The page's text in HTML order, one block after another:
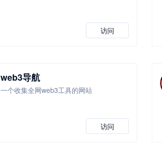
访问
web3导航
一个收集全网web3工具的网站
访问